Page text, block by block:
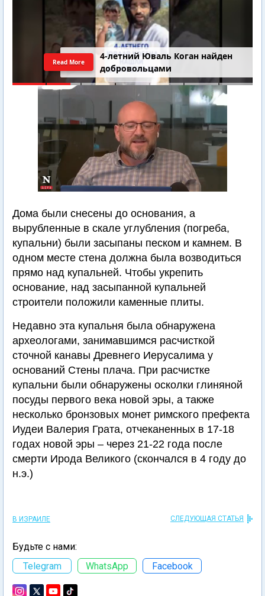
4-летний Юваль Коган найден
добровольцами
Read More
Дома были снесены до основания, а
вырубленные в скале углубления (погреба,
купальни) были засыпаны песком и камнем. В
одном месте стена должна была возводиться
прямо над купальней. Чтобы укрепить
основание, над засыпанной купальней
строители положили каменные плиты.
Недавно эта купальня была обнаружена
археологами, занимавшимся расчисткой
сточной канавы Древнего Иерусалима у
оснований Стены плача. При расчистке
купальни были обнаружены осколки глиняной
посуды первого века новой эры, а также
несколько бронзовых монет римского префекта
Иудеи Валерия Грата, отчеканенных в 17-18
годах новой эры – через 21-22 года после
смерти Ирода Великого (скончался в 4 году до
н.э.)
В ИЗРАИЛЕ СЛЕДУЮЩАЯ СТАТЬЯ
Будьте с нами:
Telegram
WhatsApp Facebook